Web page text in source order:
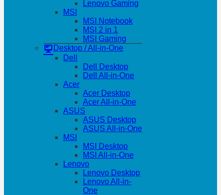
Lenovo Gaming
MSI
MSI Notebook
MSI 2 in 1
MSI Gaming
Desktop / All-in-One
Dell
Dell Desktop
Dell All-in-One
Acer
Acer Desktop
Acer All-in-One
ASUS
ASUS Desktop
ASUS All-in-One
MSI
MSI Desktop
MSI All-in-One
Lenovo
Lenovo Desktop
Lenovo All-in-
One